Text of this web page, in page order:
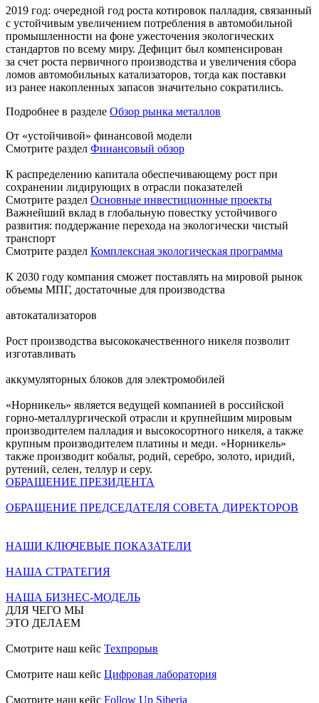
2019 год: очередной год роста котировок палладия, связанный
с устойчивым увеличением потребления в автомобильной
промышленности на фоне ужесточения экологических
стандартов по всему миру. Дефицит был компенсирован
за счет роста первичного производства и увеличения сбора
ломов автомобильных катализаторов, тогда как поставки
из ранее накопленных запасов значительно сократились.
Подробнее в разделе Обзор рынка металлов
От «устойчивой» финансовой модели
Смотрите раздел Финансовый обзор
К распределению капитала обеспечивающему рост при
сохранении лидирующих в отрасли показателей
Смотрите раздел Основные инвестиционные проекты
Важнейший вклад в глобальную повестку устойчивого
развития: поддержание перехода на экологически чистый
транспорт
Смотрите раздел Комплексная экологическая программа
К 2030 году компания сможет поставлять на мировой рынок
объемы МПГ, достаточные для производства
автокатализаторов
Рост производства высококачественного никеля позволит
изготавливать
аккумуляторных блоков для электромобилей
«Норникель» является ведущей компанией в российской
горно-металлургической отрасли и крупнейшим мировым
производителем палладия и высокосортного никеля, а также
крупным производителем платины и меди. «Норникель»
также производит кобальт, родий, серебро, золото, иридий,
рутений, селен, теллур и серу.
ОБРАЩЕНИЕ ПРЕЗИДЕНТА
ОБРАЩЕНИЕ ПРЕДСЕДАТЕЛЯ СОВЕТА ДИРЕКТОРОВ
НАШИ КЛЮЧЕВЫЕ ПОКАЗАТЕЛИ
НАША СТРАТЕГИЯ
НАША БИЗНЕС-МОДЕЛЬ
ДЛЯ ЧЕГО МЫ
ЭТО ДЕЛАЕМ
Смотрите наш кейс Техпрорыв
Смотрите наш кейс Цифровая лаборатория
Смотрите наш кейс Follow Up Siberia